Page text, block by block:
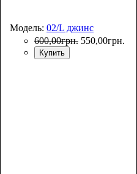
Модель: 02/L джинс
600,00грн. 550,00грн.
Купить